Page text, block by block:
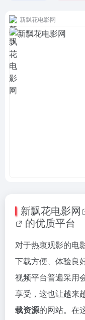
新飘花电影网
新飘花电影网
的优质平台
对于热衷观影的电
下载方便、体验良
视频平台普遍采用
享受，这也让越来
载资源的网站。在